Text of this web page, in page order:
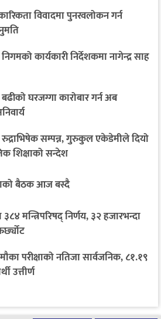
विवादमा पुनरवलोकन गर्न
कार्यकारी निर्देशकमा नागेन्द्र साह
घरजग्गा कारोबार गर्न अब
सम्पन्न, गुरुकुल एकेडेमीले दियो
शिक्षाको सन्देश
बैठक आज बस्दै
मन्त्रिपरिषद् निर्णय, ३२ हजारभन्दा
परीक्षाको नतिजा सार्वजनिक, ८१.१९
उत्तीर्ण